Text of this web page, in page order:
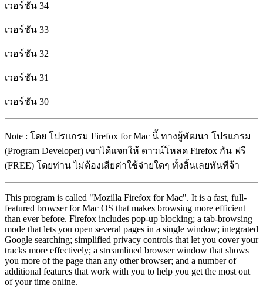
เวอร์ชัน 34
เวอร์ชัน 33
เวอร์ชัน 32
เวอร์ชัน 31
เวอร์ชัน 30
Note : โดย โปรแกรม Firefox for Mac นี้ ทางผู้พัฒนา โปรแกรม
(Program Developer) เขาได้แจกให้ ดาวน์โหลด Firefox กัน ฟรี
(FREE) โดยท่าน ไม่ต้องเสียค่าใช้จ่ายใดๆ ทั้งสิ้นเลยทันทีจ้า
This program is called "Mozilla Firefox for Mac". It is a fast, full-
featured browser for Mac OS that makes browsing more efficient
than ever before. Firefox includes pop-up blocking; a tab-browsing
mode that lets you open several pages in a single window; integrated
Google searching; simplified privacy controls that let you cover your
tracks more effectively; a streamlined browser window that shows
you more of the page than any other browser; and a number of
additional features that work with you to help you get the most out
of your time online.